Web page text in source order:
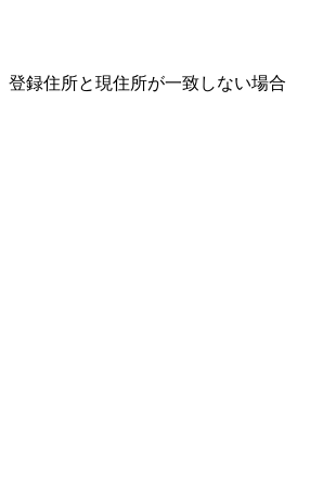
録住所と現住所が一致しない場合